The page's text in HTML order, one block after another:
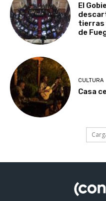
El
tierras
de
CULTURA
Casa